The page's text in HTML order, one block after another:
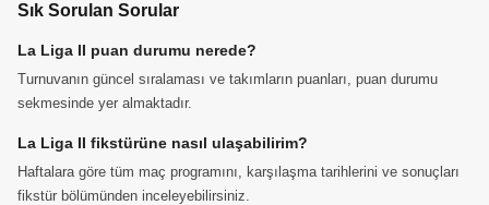
Sık Sorulan Sorular
La Liga II puan durumu nerede?
Turnuvanın güncel sıralaması ve takımların puanları, puan durumu
sekmesinde yer almaktadır.
La Liga II fikstürüne nasıl ulaşabilirim?
Haftalara göre tüm maç programını, karşılaşma tarihlerini ve sonuçları
fikstür bölümünden inceleyebilirsiniz.